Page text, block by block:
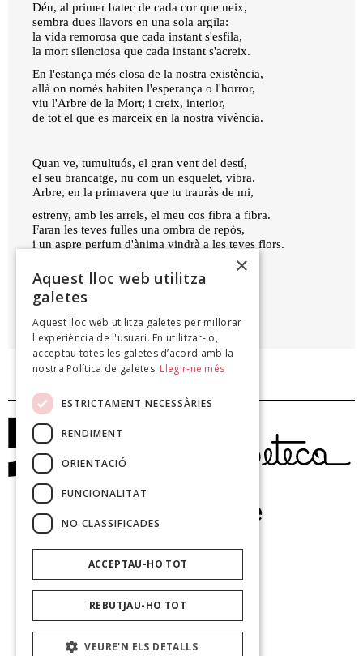
Déu, al primer batec de cada cor que neix,
sembra dues llavors en una sola argila:
la vida remorosa que cada instant s'esfila,
la mort silenciosa que cada instant s'acreix.
En l'estança més closa de la nostra existència,
allà on només habiten l'esperança o l'horror,
viu l'Arbre de la Mort; i creix, interior,
de tot el que es marceix en la nostra vivència.
Quan ve, tumultuós, el gran vent del destí,
el seu brancatge, nu com un esquelet, vibra.
Arbre, en la primavera que tu trauràs de mi,
estreny, amb les arrels, el meu cos fibra a fibra.
Faran les teves fulles una ombra de repòs,
i un aspre perfum d'ànima vindrà a les teves flors.
Poesies, 1947
×
Aquest lloc web utilitza
galetes
Aquest lloc web utilitza galetes per millorar
l'experiència de l'usuari. En utilitzar-lo,
acceptau totes les galetes d’acord amb la
nostra Política de galetes. Llegir-ne més
ESTRICTAMENT NECESSÀRIES
RENDIMENT
ORIENTACIÓ
FUNCIONALITAT
NO CLASSIFICADES
ACCEPTAU-HO TOT
REBUTJAU-HO TOT
VEURE'N ELS DETALLS